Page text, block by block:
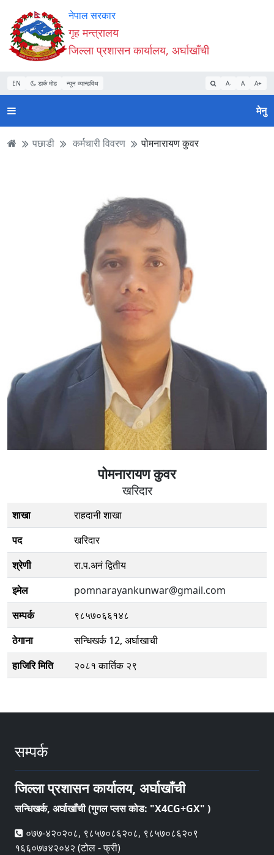
Accessibility
Mode
सुरु
गर्नुहोस्
सामाग्री
पढ्नुहाेस्
नेभिगेसन
पढ्नुहाेस्
वेबसाइट
खोजमा
जानुहोस्
नेपाल सरकार
गृह मन्त्रालय
जिल्ला प्रशासन कार्यालय, अर्घाखाँची
EN डार्क मोड न्यून व्यान्डविथ A- A A+
मेनु
पछाडी कर्मचारी विवरण पोमनारायण कुवर
पोमनारायण कुवर
खरिदार
शाखा
राहदानी शाखा
पद
खरिदार
श्रेणी
रा.प.अनं द्वितीय
इमेल
pomnarayankunwar@gmail.com
सम्पर्क
९८५७०६६१४८
ठेगाना
सन्धिखर्क 12, अर्घाखाची
हाजिरि मिति
२०८१ कार्तिक २९
सम्पर्क
जिल्ला प्रशासन कार्यालय, अर्घाखाँची
सन्धिखर्क, अर्घाखाँची (गुगल प्लस कोड: "X4CG+GX" )
०७७-४२०२०८, ९८५७०८६२०८, ९८५७०८६२०९
१६६०७७४२०४२ (टोल - फ्री)